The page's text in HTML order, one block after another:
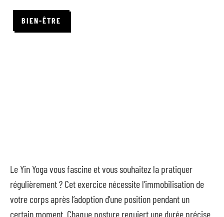
BIEN-ÊTRE
Le Yin Yoga vous fascine et vous souhaitez la pratiquer
régulièrement ? Cet exercice nécessite l’immobilisation de
votre corps après l’adoption d’une position pendant un
certain moment. Chaque posture requiert une durée précise